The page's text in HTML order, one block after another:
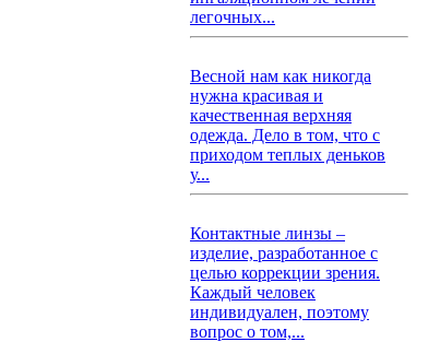
легочных...
Весной нам как никогда
нужна красивая и
качественная верхняя
одежда. Дело в том, что с
приходом теплых деньков
у...
Контактные линзы –
изделие, разработанное с
целью коррекции зрения.
Каждый человек
индивидуален, поэтому
вопрос о том,...